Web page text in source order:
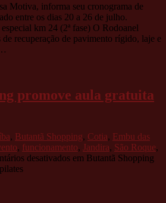
Motiva, informa seu cronograma de
entre os dias 20 a 26 de julho.
km 24 (2ª fase) O Rodoanel
de recuperação de pavimento rígido, laje e
promove aula gratuita
, Butantã Shopping, Cotia, Embu das
, funcionamento, Jandira, São Roque,
desativados em Butantã Shopping